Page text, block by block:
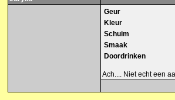
Geur
Kleur
Schuim
Smaak
Doordrinken
Ach.... Niet echt een